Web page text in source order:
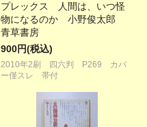
プレックス 人間は、いつ怪
物になるのか 小野俊太郎
青草書房
900円(税込)
2010年2刷 四六判 P269 カバ
ー僅スレ 帯付